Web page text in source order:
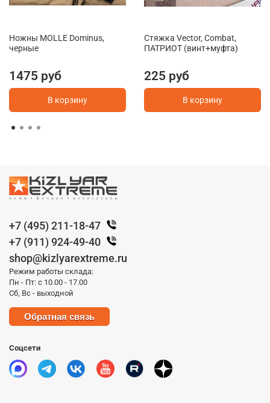
Ножны MOLLE Dominus,
черные
1475 руб
В корзину
Стяжка Vector, Combat,
ПАТРИОТ (винт+муфта)
225 руб
В корзину
+7 (495) 211-18-47
+7 (911) 924-49-40
shop@kizlyarextreme.ru
Режим работы склада:
Пн - Пт: с 10.00 - 17.00
Сб, Вс - выходной
Обратная связь
Соцсети